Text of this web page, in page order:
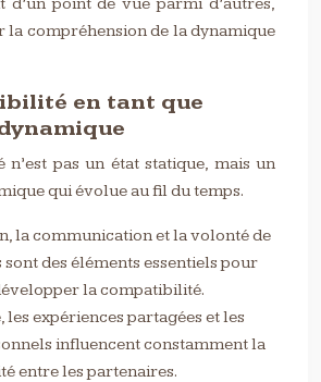
d’un point de vue parmi d’autres,
la compréhension de la dynamique
en tant que
pas un état statique, mais un
qui évolue au fil du temps.
la communication et la volonté de
des éléments essentiels pour
la compatibilité.
les expériences partagées et les
influencent constamment la
entre les partenaires.